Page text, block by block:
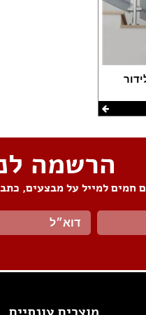
הרשמה
חמים למייל על מבצעים,